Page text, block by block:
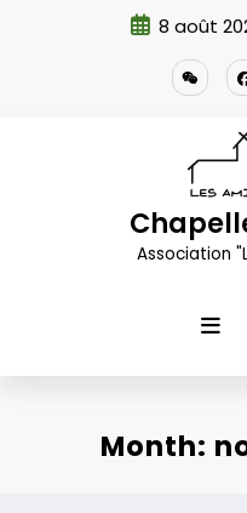
8 août
Association
Month: